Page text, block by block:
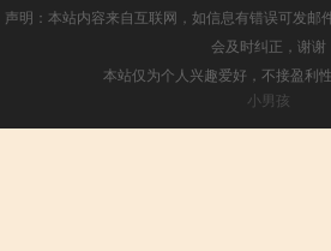
声明：本站内容来自互联网，如信息有错误可发邮
会及时纠正，谢谢
本站仅为个人兴趣爱好，不接盈利
小男孩